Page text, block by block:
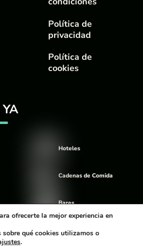
Política de
privacidad
Política de
cookies
Hoteles
Cadenas de Comida
Bares
Discotecas
ofrecerte la mejor experiencia en
sobre qué cookies utilizamos o
.